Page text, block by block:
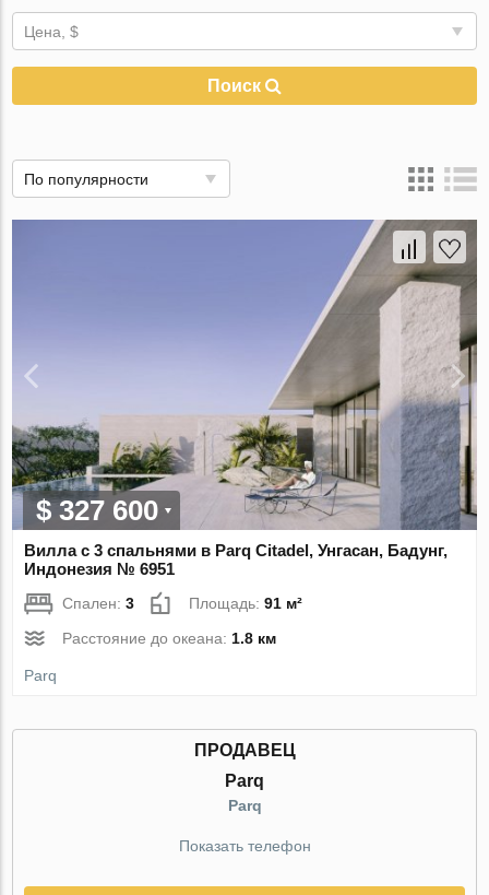
Цена, $
Поиск
По популярности
$ 327 600
Вилла с 3 спальнями в Parq Citadel, Унгасан, Бадунг,
Индонезия № 6951
Спален:3 Площадь:91 м²
Расстояние до океана: 1.8 км
Parq
ПРОДАВЕЦ
Parq
Parq
Показать телефон